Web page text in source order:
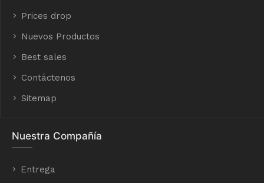
Prices drop
Nuevos Productos
Best sales
Contáctenos
Sitemap
Nuestra Compañía
Entrega